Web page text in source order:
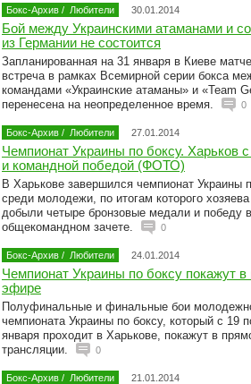
Бокс-Архив / Любители 30.01.2014
Бой между Украинскими атаманами и
из Германии не состоится
Запланированная на 31 января в Киеве
встреча в рамках Всемирной серии бокса
командами «Украинские атаманы» и «Team
перенесена на неопределенное время.
0
Бокс-Архив / Любители 27.01.2014
Чемпионат Украины по боксу. Харьков
и командной победой (ФОТО)
В Харькове завершился чемпионат Украины
среди молодежи, по итогам которого хозяева
добыли четыре бронзовые медали и победу в
общекомандном зачете.
0
Бокс-Архив / Любители 24.01.2014
Чемпионат Украины по боксу покажут
эфире
Полуфинальные и финальные бои
чемпионата Украины по боксу, который с 19
января проходит в Харькове, покажут в
трансляции.
0
Бокс-Архив / Любители 21.01.2014